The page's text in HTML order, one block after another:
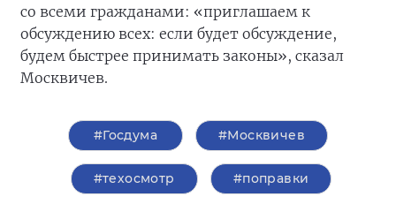
со всеми гражданами: «приглашаем к
обсуждению всех: если будет обсуждение,
будем быстрее принимать законы», сказал
Москвичев.
#Госдума #Москвичев
#техосмотр #поправки